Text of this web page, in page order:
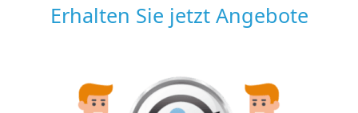
Erhalten Sie jetzt Angebote